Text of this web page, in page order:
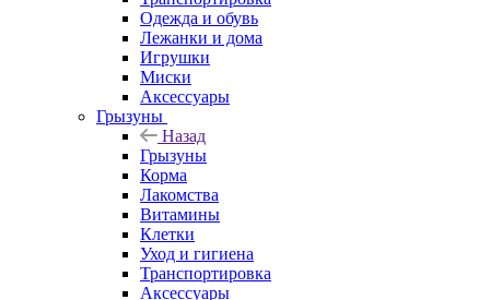
Одежда и обувь
Лежанки и дома
Игрушки
Миски
Аксессуары
Грызуны
Назад
Грызуны
Корма
Лакомства
Витамины
Клетки
Уход и гигиена
Транспортировка
Аксессуары